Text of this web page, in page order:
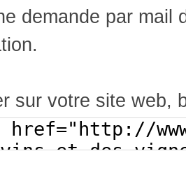
demande par mail
sur votre site web,